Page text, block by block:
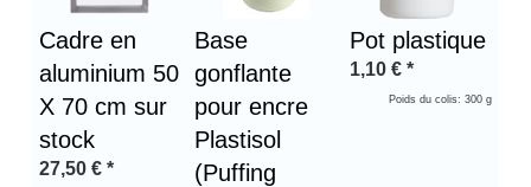
Cadre en
aluminium 50
X 70 cm sur
stock
27,50 € *
Base
gonflante
pour encre
Plastisol
(Puffing
Pot plastique
1,10 € *
Poids du colis: 300 g